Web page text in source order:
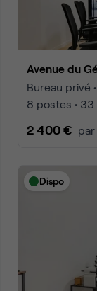
Avenue du
Bureau privé
8 postes • 33
2 400 € par
Dispo